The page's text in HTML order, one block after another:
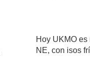
Hoy UKMO
NE, con isos